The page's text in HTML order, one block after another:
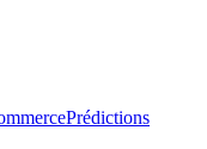
Prédictions